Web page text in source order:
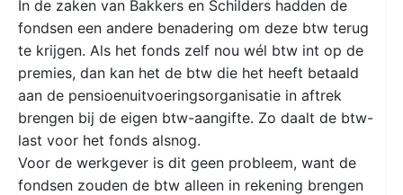
In de zaken van Bakkers en Schilders hadden de
fondsen een andere benadering om deze btw terug
te krijgen. Als het fonds zelf nou wél btw int op de
premies, dan kan het de btw die het heeft betaald
aan de pensioenuitvoeringsorganisatie in aftrek
brengen bij de eigen btw-aangifte. Zo daalt de btw-
last voor het fonds alsnog.
Voor de werkgever is dit geen probleem, want de
fondsen zouden de btw alleen in rekening brengen